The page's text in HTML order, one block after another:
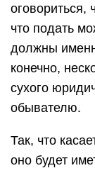
оговориться,
что подать
должны
конечно,
сухого
обывателю.
Так, что
оно будет